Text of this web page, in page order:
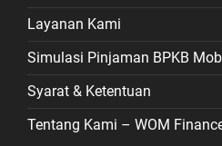
Layanan Kami
Simulasi Pinjaman BPKB
Syarat & Ketentuan
Tentang Kami – WOM